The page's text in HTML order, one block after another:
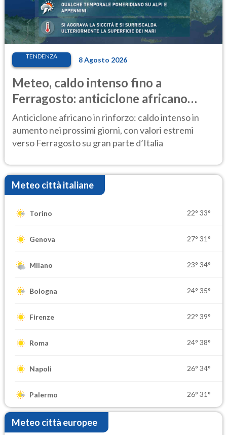
TENDENZA 8 Agosto 2026
Meteo, caldo intenso fino a
Ferragosto: anticiclone africano
ancora protagonista
Anticiclone africano in rinforzo: caldo intenso in
aumento nei prossimi giorni, con valori estremi
verso Ferragosto su gran parte d’Italia
Meteo città italiane
Torino 22° 33°
Genova 27° 31°
Milano 23° 34°
Bologna 24° 35°
Firenze 22° 39°
Roma 24° 38°
Napoli 26° 34°
Palermo 26° 31°
Meteo città europee